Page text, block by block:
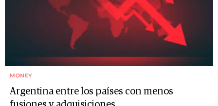
MONEY
Argentina entre los países con menos